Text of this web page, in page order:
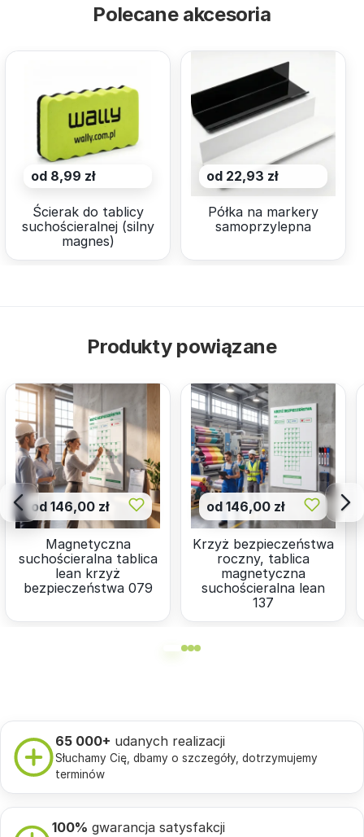
Polecane akcesoria
od 8,99 zł
Ścierak do tablicy
suchościeralnej (silny
magnes)
od 22,93 zł
Półka na markery
samoprzylepna
Produkty powiązane
od 146,00 zł
Magnetyczna
suchościeralna tablica
lean krzyż
bezpieczeństwa 079
od 146,00 zł
Krzyż bezpieczeństwa
roczny, tablica
magnetyczna
suchościeralna lean
137
65 000+ udanych realizacji
Słuchamy Cię, dbamy o szczegóły, dotrzymujemy
terminów
100% gwarancja satysfakcji